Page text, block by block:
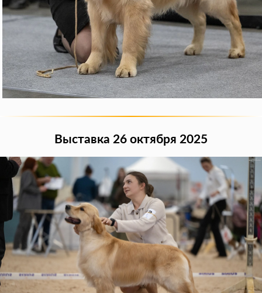
Выставка 26 октября 2025